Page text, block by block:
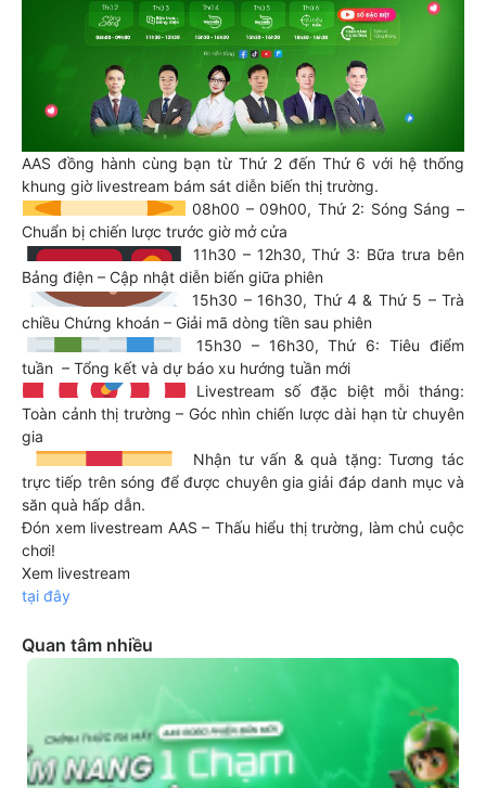
AAS đồng hành cùng bạn từ Thứ 2 đến Thứ 6 với hệ thống
khung giờ livestream bám sát diễn biến thị trường.
08h00 – 09h00, Thứ 2: Sóng Sáng –
Chuẩn bị chiến lược trước giờ mở cửa
11h30 – 12h30, Thứ 3: Bữa trưa bên
Bảng điện – Cập nhật diễn biến giữa phiên
15h30 – 16h30, Thứ 4 & Thứ 5 – Trà
chiều Chứng khoán – Giải mã dòng tiền sau phiên
15h30 – 16h30, Thứ 6: Tiêu điểm
tuần – Tổng kết và dự báo xu hướng tuần mới
Livestream số đặc biệt mỗi tháng:
Toàn cảnh thị trường – Góc nhìn chiến lược dài hạn từ chuyên
gia
Nhận tư vấn & quà tặng: Tương tác
trực tiếp trên sóng để được chuyên gia giải đáp danh mục và
săn quà hấp dẫn.
Đón xem livestream AAS – Thấu hiểu thị trường, làm chủ cuộc
chơi!
Xem livestream
tại đây
Quan tâm nhiều